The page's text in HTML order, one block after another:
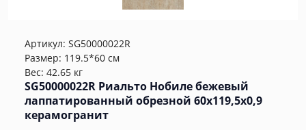
Артикул: SG50000022R
Размер: 119.5*60 см
Вес: 42.65 кг
SG50000022R Риальто Нобиле бежевый
лаппатированный обрезной 60x119,5x0,9
керамогранит